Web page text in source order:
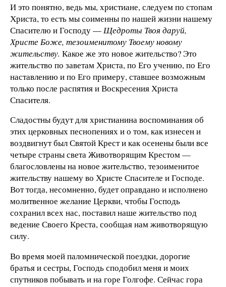
И это понятно, ведь мы, христиа­не, следуем по стопам
Христа, то есть мы соименны по нашей жизни нашему
Спасителю и Господу — Щед­роты Твоя даруй,
Христе Боже, тезо­именитому Твоему новому
жительству. Какое же это новое жительство? Это
жительство по заветам Христа, по Его учению, по Его
наставлению и по Его примеру, ставшее возможным
только после распятия и Воскресения Христа
Спасителя.
Сладостны будут для христианина воспоминания об
этих церковных пес­нопениях и о том, как изнесен и
воз­двигнут был Святой Крест и как осе­нены были все
четыре страны света Животворящим Крестом —
благослов­лены на новое жительство, тезоимени­тое
жительству нашему во Христе Спасителе и Господе.
Вот тогда, несомненно, будет оправдано и испол­нено
молитвенное желание Церкви, чтобы Господь
сохранил всех нас, поставил наше жительство под
веде­ние Своего Креста, сообщая нам жи­вотворящую
силу.
Во время моей паломнической поездки, дорогие
братья и сестры, Господь сподобил меня и моих
спутников побывать и на горе Голгофе. Сейчас гора